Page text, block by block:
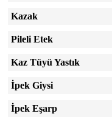
Kazak
Pileli Etek
Kaz Tüyü Yastık
İpek Giysi
İpek Eşarp